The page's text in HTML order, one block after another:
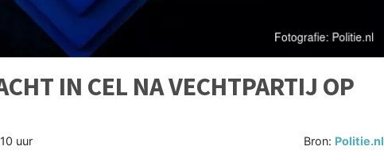
IN CEL NA VECHTPARTIJ OP
uur Bron: Politie.nl